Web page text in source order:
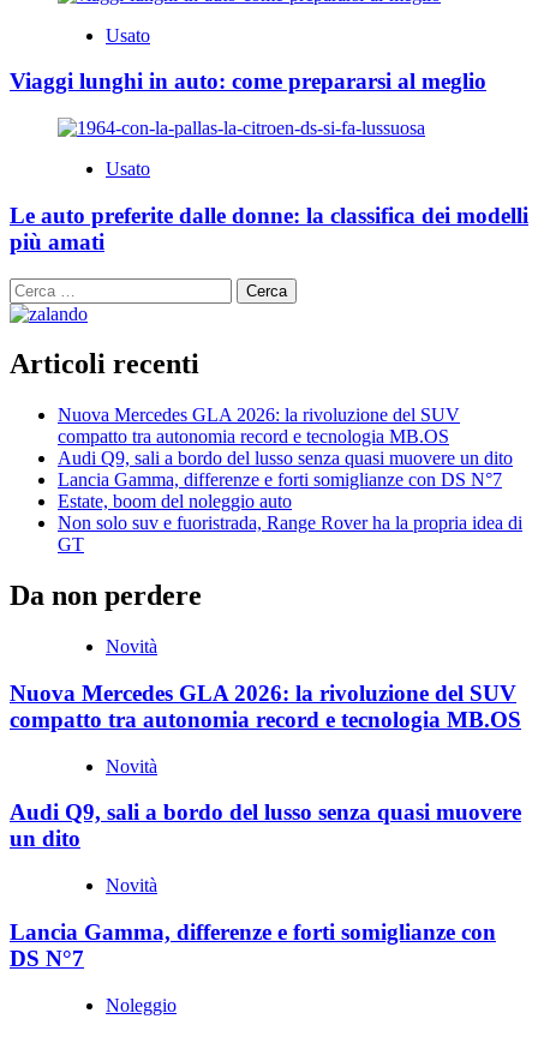
Usato
Viaggi lunghi in auto: come prepararsi al meglio
Usato
Le auto preferite dalle donne: la classifica dei modelli
più amati
Ricerca
per:
Articoli recenti
Nuova Mercedes GLA 2026: la rivoluzione del SUV
compatto tra autonomia record e tecnologia MB.OS
Audi Q9, sali a bordo del lusso senza quasi muovere un dito
Lancia Gamma, differenze e forti somiglianze con DS N°7
Estate, boom del noleggio auto
Non solo suv e fuoristrada, Range Rover ha la propria idea di
GT
Da non perdere
Novità
Nuova Mercedes GLA 2026: la rivoluzione del SUV
compatto tra autonomia record e tecnologia MB.OS
Novità
Audi Q9, sali a bordo del lusso senza quasi muovere
un dito
Novità
Lancia Gamma, differenze e forti somiglianze con
DS N°7
Noleggio